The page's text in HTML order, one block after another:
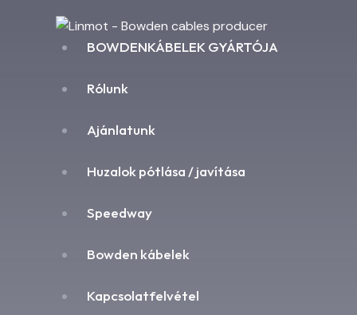
BOWDENKÁBELEK GYÁRTÓJA
Rólunk
Ajánlatunk
Huzalok pótlása / javítása
Speedway
Bowden kábelek
Kapcsolatfelvétel